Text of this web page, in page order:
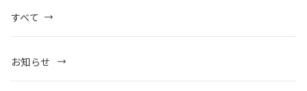
すべて
お知らせ